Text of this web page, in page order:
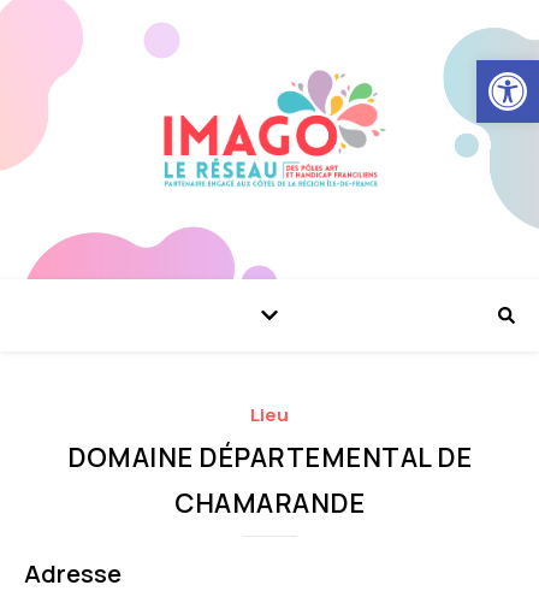
Ouvrir
Lieu
DOMAINE DÉPARTEMENTAL DE
CHAMARANDE
Adresse